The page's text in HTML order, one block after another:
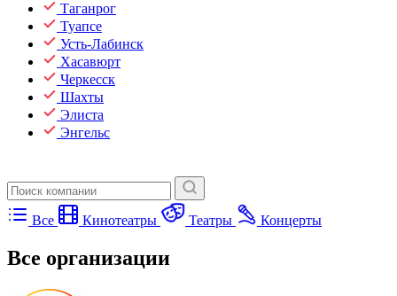
Таганрог
Туапсе
Усть-Лабинск
Хасавюрт
Черкесск
Шахты
Элиста
Энгельс
Все Кинотеатры Театры Концерты
Все организации